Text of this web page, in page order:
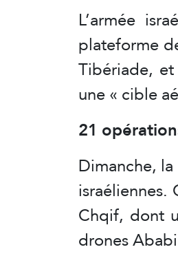
L’armée
plateforme
Tibériade,
une « cible
21
Dimanche,
Chqif, dont
drones